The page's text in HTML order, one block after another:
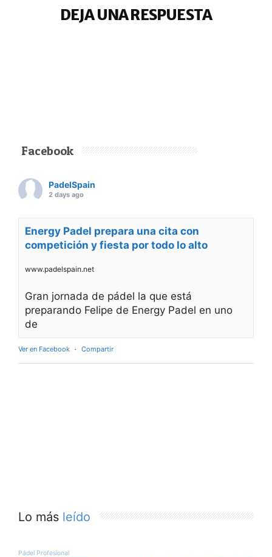
DEJA UNA RESPUESTA
Facebook
PadelSpain
2 days ago
Energy Padel prepara una cita con
competición y fiesta por todo lo alto
www.padelspain.net
Gran jornada de pádel la que está
preparando Felipe de Energy Padel en uno
de
Ver en Facebook · Compartir
Lo más leído